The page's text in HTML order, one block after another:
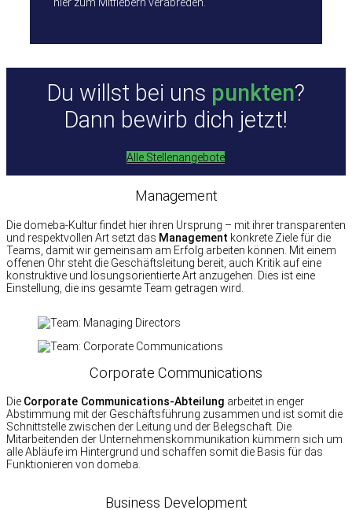
hier zum Mitfiebern verabreden.
Du willst bei uns punkten?
Dann bewirb dich jetzt!
Alle Stellenangebote
Management
Die domeba-Kultur findet hier ihren Ursprung – mit ihrer transparenten
und respektvollen Art setzt das Management konkrete Ziele für die
Teams, damit wir gemeinsam am Erfolg arbeiten können. Mit einem
offenen Ohr steht die Geschäftsleitung bereit, auch Kritik auf eine
konstruktive und lösungsorientierte Art anzugehen. Dies ist eine
Einstellung, die ins gesamte Team getragen wird.
Corporate Communications
Die Corporate Communications-Abteilung arbeitet in enger
Abstimmung mit der Geschäftsführung zusammen und ist somit die
Schnittstelle zwischen der Leitung und der Belegschaft. Die
Mitarbeitenden der Unternehmenskommunikation kümmern sich um
alle Abläufe im Hintergrund und schaffen somit die Basis für das
Funktionieren von domeba.
Business Development